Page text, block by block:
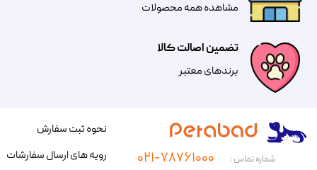
تضمین اصالت کالا
​​برندهای معتبر​​​​​​​
مشاهده همه محصولات
شماره تماس : ۰۲۱-۷۸۷۶۱۰۰۰
نحوه ثبت سفارش
رویه های ارسال سفارشات